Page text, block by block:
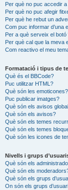
Per què no puc accedir
Per què no puc afegir
Per què he rebut un
Com puc informar d’una
Per a què serveix el botó
Per què cal que la meva
Com reactivo el meu
Formatació i tipus de
Què és el BBCode?
Puc utilitzar HTML?
Què són les emoticones?
Puc publicar imatges?
Què són els avisos
Què són els avisos?
Què són els temes
Què són els temes
Què són les icones de
Nivells i grups
Què són els
Què són els
Què són els grups
On són els grups